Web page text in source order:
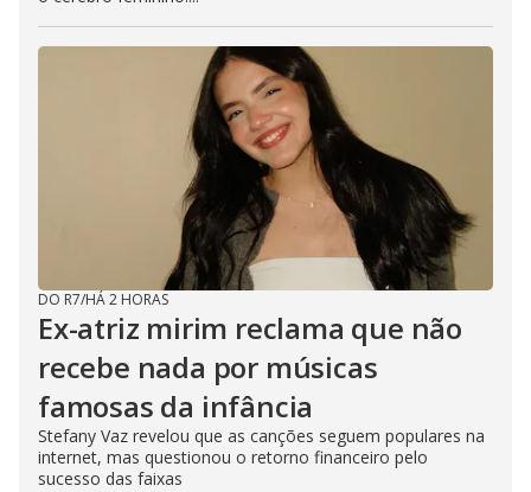
DO R7/HÁ 2 HORAS
Ex-atriz mirim reclama que não
recebe nada por músicas
famosas da infância
Stefany Vaz revelou que as canções seguem populares na
internet, mas questionou o retorno financeiro pelo
sucesso das faixas